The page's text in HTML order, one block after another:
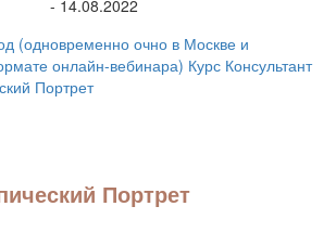
- 14.08.2022
(одновременно очно в Москве и
онлайн-вебинара) Курс Консультант
Портрет
Портрет